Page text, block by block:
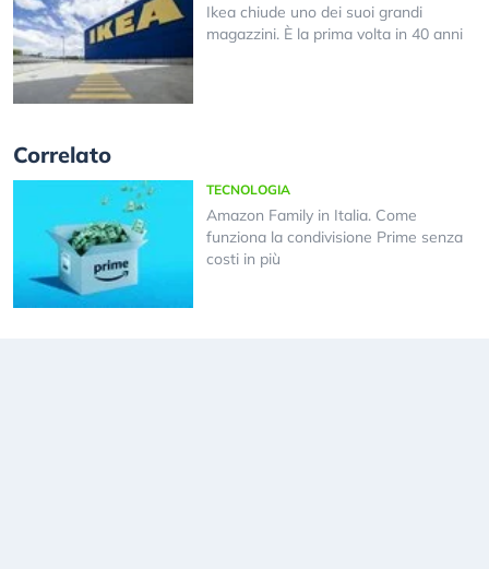
Ikea chiude uno dei suoi grandi
magazzini. È la prima volta in 40 anni
Correlato
TECNOLOGIA
Amazon Family in Italia. Come
funziona la condivisione Prime senza
costi in più